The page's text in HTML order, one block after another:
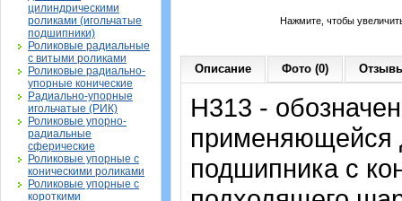
цилиндрическими
роликами (игольчатые
подшипники)
Роликовые радиальные
с витыми роликами
Роликовые радиально-
упорные конические
Радиально-упорные
игольчатые (РИК)
Роликовые упорно-
радиальные
сферические
Роликовые упорные с
коническими роликами
Роликовые упорные с
короткими
Нажмите, чтобы
Описание Фото (0)
H313 -
применяющейся
подшипника с